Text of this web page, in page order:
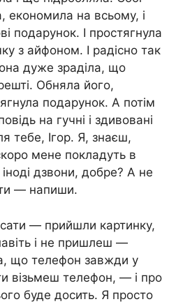
економила на всьому, і
подарунок. І простягнула
з айфоном. І радісно так
дуже зраділа, що
Обняла його,
подарунок. А потім
на гучні і здивовані
тебе, Ігор. Я, знаєш,
мене покладуть в
дзвони, добре? А не
— напиши.
— прийшли картинку,
і не пришлеш —
що телефон завжди у
візьмеш телефон, — і про
буде досить. Я просто